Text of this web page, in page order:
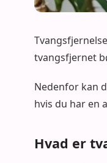
tvangsfjernet
Nedenfor kan
hvis du har en
Hvad er